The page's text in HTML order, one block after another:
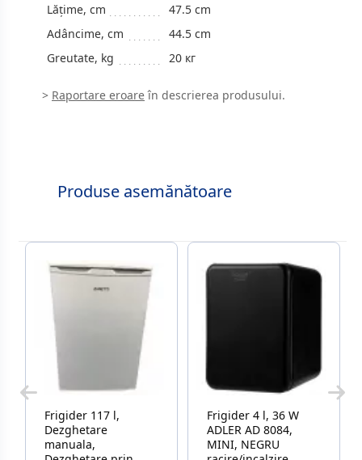
Lățime, cm
47.5 cm
Adâncime, cm
44.5 cm
Greutate, kg
20 кг
> Raportare eroareîn descrierea produsului.
Produse asemănătoare
Frigider 117 l,
Dezghetare
manuala,
Frigider 4 l, 36 W
ADLER AD 8084,
MINI, NEGRU